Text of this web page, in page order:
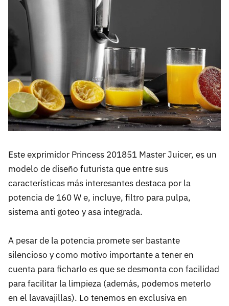
Este exprimidor Princess 201851 Master Juicer, es un
modelo de diseño futurista que entre sus
características más interesantes destaca por la
potencia de 160 W e, incluye, filtro para pulpa,
sistema anti goteo y asa integrada.
A pesar de la potencia promete ser bastante
silencioso y como motivo importante a tener en
cuenta para ficharlo es que se desmonta con facilidad
para facilitar la limpieza (además, podemos meterlo
en el lavavajillas). Lo tenemos en exclusiva en